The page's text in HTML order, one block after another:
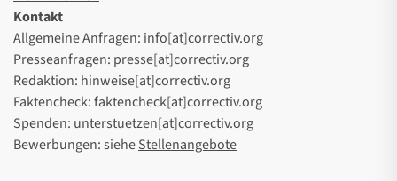
Kontakt
Allgemeine Anfragen: info[at]correctiv.org
Presseanfragen: presse[at]correctiv.org
Redaktion: hinweise[at]correctiv.org
Faktencheck: faktencheck[at]correctiv.org
Spenden: unterstuetzen[at]correctiv.org
Bewerbungen: sieheStellenangebote